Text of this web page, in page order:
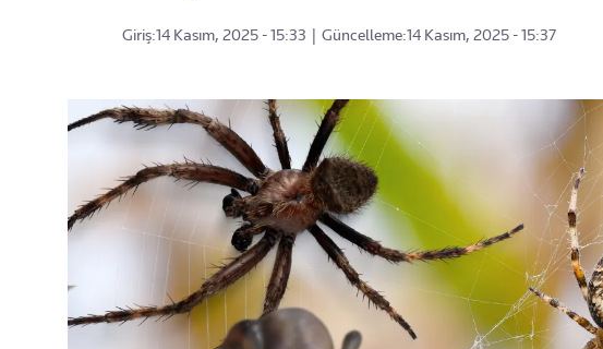
Giriş:14 Kasım, 2025 - 15:33 Güncelleme:14 Kasım, 2025 - 15:37